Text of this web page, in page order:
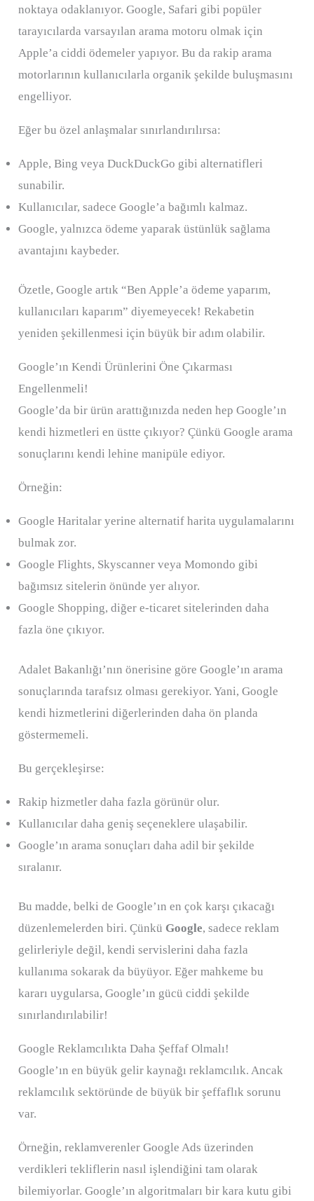
noktaya odaklanıyor. Google, Safari gibi popüler
tarayıcılarda varsayılan arama motoru olmak için
Apple’a ciddi ödemeler yapıyor. Bu da rakip arama
motorlarının kullanıcılarla organik şekilde buluşmasını
engelliyor.
Eğer bu özel anlaşmalar sınırlandırılırsa:
Apple, Bing veya DuckDuckGo gibi alternatifleri
sunabilir.
Kullanıcılar, sadece Google’a bağımlı kalmaz.
Google, yalnızca ödeme yaparak üstünlük sağlama
avantajını kaybeder.
Özetle, Google artık “Ben Apple’a ödeme yaparım,
kullanıcıları kaparım” diyemeyecek! Rekabetin
yeniden şekillenmesi için büyük bir adım olabilir.
Google’ın Kendi Ürünlerini Öne Çıkarması
Engellenmeli!
Google’da bir ürün arattığınızda neden hep Google’ın
kendi hizmetleri en üstte çıkıyor? Çünkü Google arama
sonuçlarını kendi lehine manipüle ediyor.
Örneğin:
Google Haritalar yerine alternatif harita uygulamalarını
bulmak zor.
Google Flights, Skyscanner veya Momondo gibi
bağımsız sitelerin önünde yer alıyor.
Google Shopping, diğer e-ticaret sitelerinden daha
fazla öne çıkıyor.
Adalet Bakanlığı’nın önerisine göre Google’ın arama
sonuçlarında tarafsız olması gerekiyor. Yani, Google
kendi hizmetlerini diğerlerinden daha ön planda
göstermemeli.
Bu gerçekleşirse:
Rakip hizmetler daha fazla görünür olur.
Kullanıcılar daha geniş seçeneklere ulaşabilir.
Google’ın arama sonuçları daha adil bir şekilde
sıralanır.
Bu madde, belki de Google’ın en çok karşı çıkacağı
düzenlemelerden biri. Çünkü Google, sadece reklam
gelirleriyle değil, kendi servislerini daha fazla
kullanıma sokarak da büyüyor. Eğer mahkeme bu
kararı uygularsa, Google’ın gücü ciddi şekilde
sınırlandırılabilir!
Google Reklamcılıkta Daha Şeffaf Olmalı!
Google’ın en büyük gelir kaynağı reklamcılık. Ancak
reklamcılık sektöründe de büyük bir şeffaflık sorunu
var.
Örneğin, reklamverenler Google Ads üzerinden
verdikleri tekliflerin nasıl işlendiğini tam olarak
bilemiyorlar. Google’ın algoritmaları bir kara kutu gibi